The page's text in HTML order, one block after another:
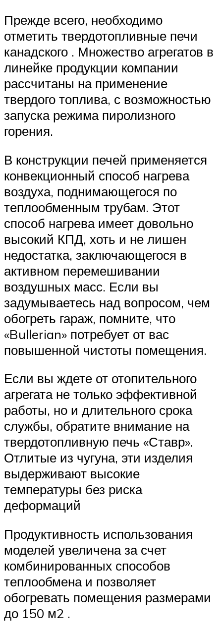
Прежде всего, необходимо
отметить твердотопливные печи
канадского . Множество агрегатов в
линейке продукции компании
рассчитаны на применение
твердого топлива, с возможностью
запуска режима пиролизного
горения.
В конструкции печей применяется
конвекционный способ нагрева
воздуха, поднимающегося по
теплообменным трубам. Этот
способ нагрева имеет довольно
высокий КПД, хоть и не лишен
недостатка, заключающегося в
активном перемешивании
воздушных масс. Если вы
задумываетесь над вопросом, чем
обогреть гараж, помните, что
«Bullerian» потребует от вас
повышенной чистоты помещения.
Если вы ждете от отопительного
агрегата не только эффективной
работы, но и длительного срока
службы, обратите внимание на
твердотопливную печь «Ставр».
Отлитые из чугуна, эти изделия
выдерживают высокие
температуры без риска
деформаций
Продуктивность использования
моделей увеличена за счет
комбинированных способов
теплообмена и позволяет
обогревать помещения размерами
до 150 м2 .